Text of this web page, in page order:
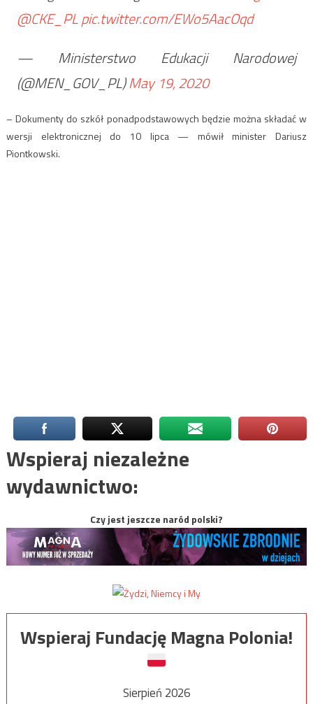
@CKE_PLpic.twitter.com/EWo5AacOqd
— Ministerstwo Edukacji Narodowej
(@MEN_GOV_PL)May 19, 2020
– Dokumenty do szkół ponadpodstawowych będzie można składać w
wersji elektronicznej do 10 lipca — mówił minister Dariusz
Piontkowski.
Wspieraj niezależne
wydawnictwo:
Czy jest jeszcze naród polski?
Wspieraj Fundację Magna Polonia!
Sierpień 2026